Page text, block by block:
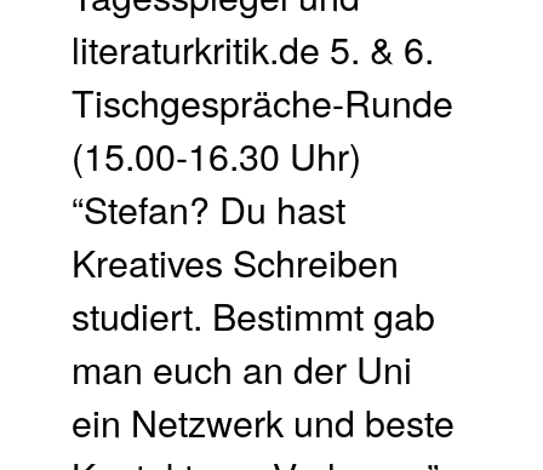
literaturkritik.de 5. & 6.
Tischgespräche-Runde
(15.00-16.30 Uhr)
“Stefan? Du hast
Kreatives Schreiben
studiert. Bestimmt gab
man euch an der Uni
ein Netzwerk und beste